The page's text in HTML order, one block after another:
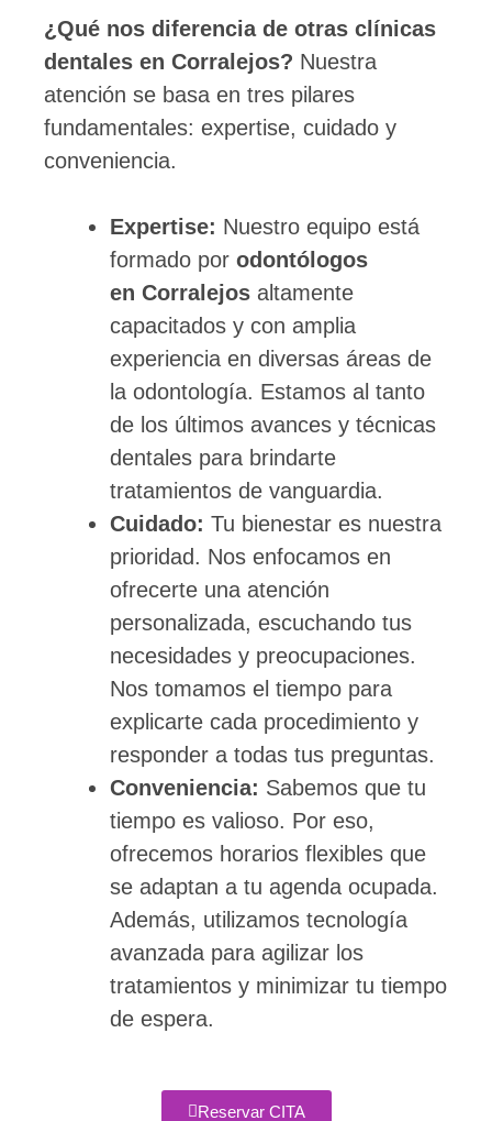
¿Qué nos diferencia de otras clínicas
dentales en Corralejos? Nuestra
atención se basa en tres pilares
fundamentales: expertise, cuidado y
conveniencia.
Expertise: Nuestro equipo está
formado por odontólogos
en Corralejos altamente
capacitados y con amplia
experiencia en diversas áreas de
la odontología. Estamos al tanto
de los últimos avances y técnicas
dentales para brindarte
tratamientos de vanguardia.
Cuidado: Tu bienestar es nuestra
prioridad. Nos enfocamos en
ofrecerte una atención
personalizada, escuchando tus
necesidades y preocupaciones.
Nos tomamos el tiempo para
explicarte cada procedimiento y
responder a todas tus preguntas.
Conveniencia: Sabemos que tu
tiempo es valioso. Por eso,
ofrecemos horarios flexibles que
se adaptan a tu agenda ocupada.
Además, utilizamos tecnología
avanzada para agilizar los
tratamientos y minimizar tu tiempo
de espera.
Reservar CITA